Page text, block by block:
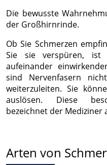
Die bewusste
der Großhirnrinde.
Ob Sie Schmerzen
Sie sie verspüren, ist
aufeinander
sind Nervenfasern
weiterzuleiten. Sie
auslösen. Diese
bezeichnet der Mediziner
Arten von